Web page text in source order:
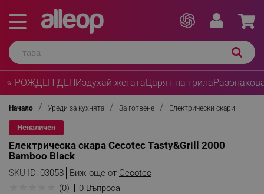
⭐ РОЖДЕН ДЕНИздухай жегатаЦарят на грила
Начало Уреди за кухнята За готвене Електрически скари
Неналичен
Електрическа скара Cecotec Tasty&Grill 2000
Bamboo Black
SKU ID: 03058 Виж още от Cecotec
(0) 0 Въпроса